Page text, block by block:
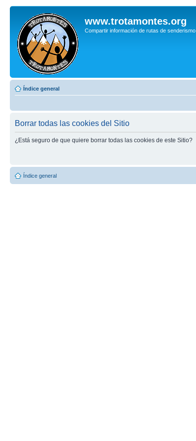
www.trotamontes.org
Compartir información de rutas de senderismo
Índice general
Borrar todas las cookies del Sitio
¿Está seguro de que quiere borrar todas las cookies de este Sitio?
Índice general